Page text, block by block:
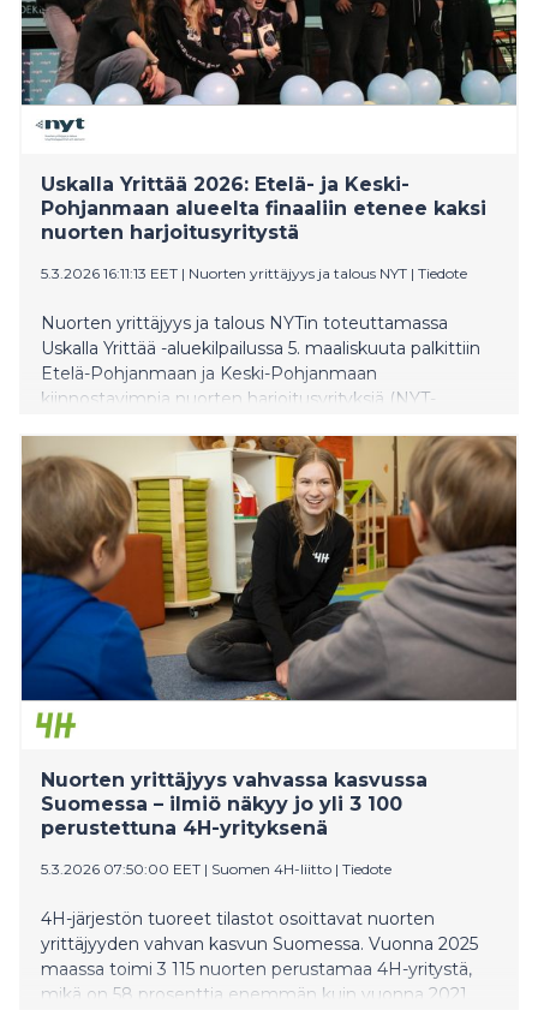
Uskalla Yrittää 2026: Etelä- ja Keski-
Pohjanmaan alueelta finaaliin etenee kaksi
nuorten harjoitusyritystä
5.3.2026 16:11:13 EET | Nuorten yrittäjyys ja talous NYT | Tiedote
Nuorten yrittäjyys ja talous NYTin toteuttamassa
Uskalla Yrittää -aluekilpailussa 5. maaliskuuta palkittiin
Etelä-Pohjanmaan ja Keski-Pohjanmaan
kiinnostavimpia nuorten harjoitusyrityksiä (NYT-
osallistui 17 yritystä ja noin 40 nuorta alueen eri
oppilaitoksista. Kahden yrityksen tie jatkuu Uskalla
Yrittää -finaaliin huhtikuussa. Tapahtumassa jaettiin
myös Etelä- ja Keski-Pohjanmaan Vuoden
yrittäjyyskasvatusopettajan tunnustus, jonka sai Maria
Jaakkola Seinäjoen yhteiskoulusta.
Nuorten yrittäjyys vahvassa kasvussa
Suomessa – ilmiö näkyy jo yli 3 100
perustettuna 4H-yrityksenä
5.3.2026 07:50:00 EET | Suomen 4H-liitto | Tiedote
4H-järjestön tuoreet tilastot osoittavat nuorten
yrittäjyyden vahvan kasvun Suomessa. Vuonna 2025
maassa toimi 3 115 nuorten perustamaa 4H-yritystä,
mikä on 58 prosenttia enemmän kuin vuonna 2021.